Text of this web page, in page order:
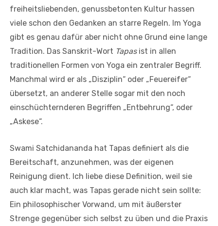
freiheitsliebenden, genussbetonten Kultur hassen
viele schon den Gedanken an starre Regeln. Im Yoga
gibt es genau dafür aber nicht ohne Grund eine lange
Tradition. Das Sanskrit-Wort Tapasist in allen
traditionellen Formen von Yoga ein zentraler Begriff.
Manchmal wird er als „Disziplin“ oder „Feuereifer“
übersetzt, an anderer Stelle sogar mit den noch
einschüchternderen Begriffen „Entbehrung“, oder
„Askese“.
Swami Satchidananda hat Tapas definiert als die
Bereitschaft, anzunehmen, was der eigenen
Reinigung dient. Ich liebe diese Definition, weil sie
auch klar macht, was Tapas gerade nicht sein sollte:
Ein philosophischer Vorwand, um mit äußerster
Strenge gegenüber sich selbst zu üben und die Praxis